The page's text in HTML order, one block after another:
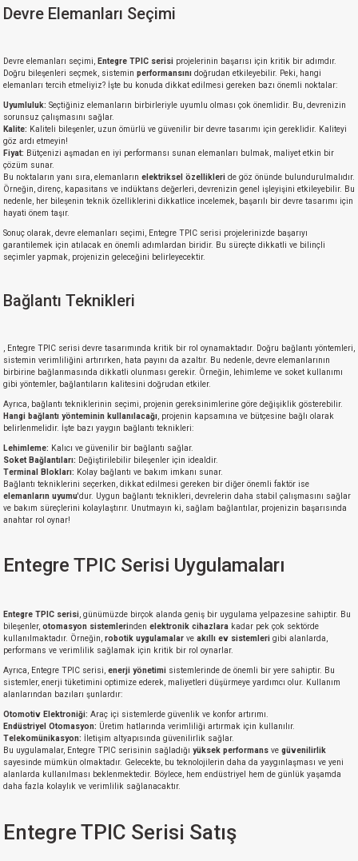
Devre Elemanları Seçimi
Devre elemanları seçimi, Entegre TPIC serisi projelerinin başarısı için kritik bir adımdır.
Doğru bileşenleri seçmek, sistemin performansını doğrudan etkileyebilir. Peki, hangi
elemanları tercih etmeliyiz? İşte bu konuda dikkat edilmesi gereken bazı önemli noktalar:
Uyumluluk: Seçtiğiniz elemanların birbirleriyle uyumlu olması çok önemlidir. Bu, devrenizin
sorunsuz çalışmasını sağlar.
Kalite: Kaliteli bileşenler, uzun ömürlü ve güvenilir bir devre tasarımı için gereklidir. Kaliteyi
göz ardı etmeyin!
Fiyat: Bütçenizi aşmadan en iyi performansı sunan elemanları bulmak, maliyet etkin bir
çözüm sunar.
Bu noktaların yanı sıra, elemanların elektriksel özellikleri de göz önünde bulundurulmalıdır.
Örneğin, direnç, kapasitans ve indüktans değerleri, devrenizin genel işleyişini etkileyebilir. Bu
nedenle, her bileşenin teknik özelliklerini dikkatlice incelemek, başarılı bir devre tasarımı için
hayati önem taşır.
Sonuç olarak, devre elemanları seçimi, Entegre TPIC serisi projelerinizde başarıyı
garantilemek için atılacak en önemli adımlardan biridir. Bu süreçte dikkatli ve bilinçli
seçimler yapmak, projenizin geleceğini belirleyecektir.
Bağlantı Teknikleri
, Entegre TPIC serisi devre tasarımında kritik bir rol oynamaktadır. Doğru bağlantı yöntemleri,
sistemin verimliliğini artırırken, hata payını da azaltır. Bu nedenle, devre elemanlarının
birbirine bağlanmasında dikkatli olunması gerekir. Örneğin, lehimleme ve soket kullanımı
gibi yöntemler, bağlantıların kalitesini doğrudan etkiler.
Ayrıca, bağlantı tekniklerinin seçimi, projenin gereksinimlerine göre değişiklik gösterebilir.
Hangi bağlantı yönteminin kullanılacağı , projenin kapsamına ve bütçesine bağlı olarak
belirlenmelidir. İşte bazı yaygın bağlantı teknikleri:
Lehimleme: Kalıcı ve güvenilir bir bağlantı sağlar.
Soket Bağlantıları: Değiştirilebilir bileşenler için idealdir.
Terminal Blokları: Kolay bağlantı ve bakım imkanı sunar.
Bağlantı tekniklerini seçerken, dikkat edilmesi gereken bir diğer önemli faktör ise
elemanların uyumu'dur. Uygun bağlantı teknikleri, devrelerin daha stabil çalışmasını sağlar
ve bakım süreçlerini kolaylaştırır. Unutmayın ki, sağlam bağlantılar, projenizin başarısında
anahtar rol oynar!
Entegre TPIC Serisi Uygulamaları
Entegre TPIC serisi , günümüzde birçok alanda geniş bir uygulama yelpazesine sahiptir. Bu
bileşenler, otomasyon sistemlerinden elektronik cihazlara kadar pek çok sektörde
kullanılmaktadır. Örneğin, robotik uygulamalar ve akıllı ev sistemleri gibi alanlarda,
performans ve verimlilik sağlamak için kritik bir rol oynarlar.
Ayrıca, Entegre TPIC serisi, enerji yönetimi sistemlerinde de önemli bir yere sahiptir. Bu
sistemler, enerji tüketimini optimize ederek, maliyetleri düşürmeye yardımcı olur. Kullanım
alanlarından bazıları şunlardır:
Otomotiv Elektroniği: Araç içi sistemlerde güvenlik ve konfor artırımı.
Endüstriyel Otomasyon: Üretim hatlarında verimliliği artırmak için kullanılır.
Telekomünikasyon: İletişim altyapısında güvenilirlik sağlar.
Bu uygulamalar, Entegre TPIC serisinin sağladığı yüksek performans ve güvenilirlik
sayesinde mümkün olmaktadır. Gelecekte, bu teknolojilerin daha da yaygınlaşması ve yeni
alanlarda kullanılması beklenmektedir. Böylece, hem endüstriyel hem de günlük yaşamda
daha fazla kolaylık ve verimlilik sağlanacaktır.
Entegre TPIC Serisi Satış